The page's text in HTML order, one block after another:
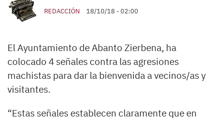
REDACCIÓN 18/10/18 - 02:00
El Ayuntamiento de Abanto Zierbena, ha
colocado 4 señales contra las agresiones
machistas para dar la bienvenida a vecinos/as y
visitantes.
“Estas señales establecen claramente que en